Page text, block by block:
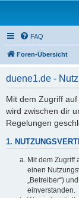
FAQ
Foren-Übersicht
duene1.de -
Mit dem Zugriff auf
wird zwischen dir
Regelungen
1.
Mit dem Zugriff
einen
„Betreiber“)
einverstanden.